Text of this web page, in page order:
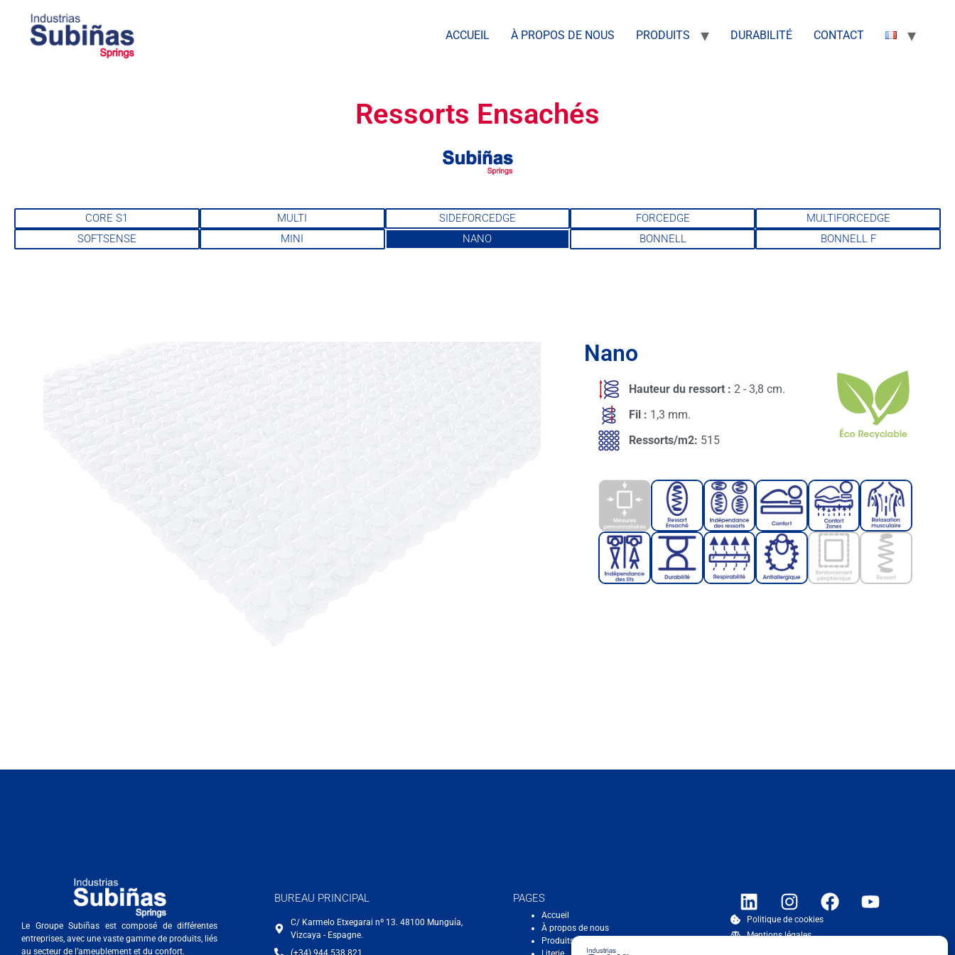
ACCUEIL À PROPOS DE NOUS PRODUITS DURABILITÉ CONTACT
Ressorts Ensachés
CORE S1 MULTI SIDEFORCEDGE FORCEDGE
MULTIFORCEDGE
SOFTSENSE
MINI NANO BONNELL BONNELL F
Nano
Hauteur du ressort : 2 - 3,8 cm.
Fil : 1,3 mm.
Ressorts/m2: 515
Le Groupe Subiñas est composé de différentes
entreprises, avec une vaste gamme de produits, liés
au secteur de l’ameublement et du confort.
BUREAU PRINCIPAL
C/ Karmelo Etxegarai nº 13. 48100 Munguía,
Vizcaya - Espagne.
(+34) 944 538 821
PAGES
Accueil
À propos de nous
Produits
Politique de cookies
Mentions légales